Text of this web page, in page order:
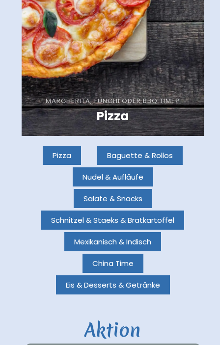
MARGHERITA, FUNGHI ODER BBQ TIME?
Pizza
Pizza Baguette & Rollos
Nudel & Aufläufe
Salate & Snacks
Schnitzel & Staeks & Bratkartoffel
Mexikanisch & Indisch
China Time
Eis & Desserts & Getränke
Aktion